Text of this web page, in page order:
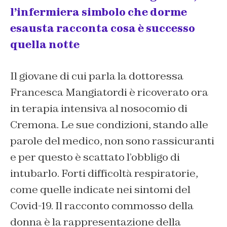
l’infermiera simbolo che dorme
esausta racconta cosa è successo
quella notte
Il giovane di cui parla la dottoressa
Francesca Mangiatordi è ricoverato ora
in terapia intensiva al nosocomio di
Cremona. Le sue condizioni, stando alle
parole del medico, non sono rassicuranti
e per questo è scattato l’obbligo di
intubarlo. Forti difficoltà respiratorie,
come quelle indicate nei sintomi del
Covid-19. Il racconto commosso della
donna è la rappresentazione della